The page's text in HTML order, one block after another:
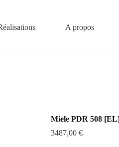
A propos
Miele PDR 508
3487,00 €